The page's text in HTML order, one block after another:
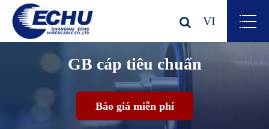
VI
GB cáp tiêu chuẩn
Báo giá miễn phí